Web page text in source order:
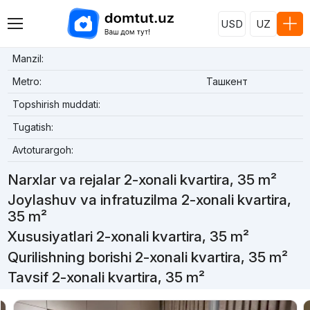
USD UZ
Manzil:
Metro:
Ташкент
Topshirish muddati:
Tugatish:
Avtoturargoh:
Narxlar va rejalar 2-xonali kvartira, 35 m²
Joylashuv va infratuzilma 2-xonali kvartira,
35 m²
Xususiyatlari 2-xonali kvartira, 35 m²
Qurilishning borishi 2-xonali kvartira, 35 m²
Tavsif 2-xonali kvartira, 35 m²